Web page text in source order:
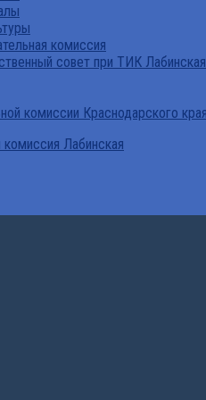
комиссия
совет при ТИК Лабинская
комиссии Краснодарского
комиссия Лабинская